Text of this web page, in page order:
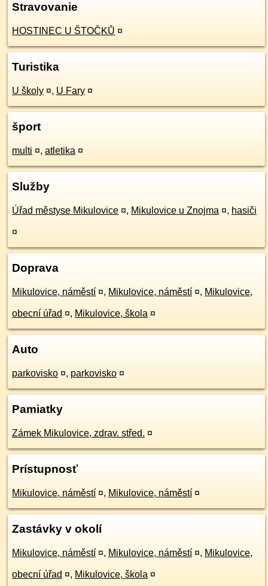
Stravovanie
HOSTINEC U ŠTOČKŮ ¤
Turistika
U školy ¤, U Fary ¤
šport
multi ¤, atletika ¤
Služby
Úřad městyse Mikulovice ¤, Mikulovice u Znojma ¤, hasiči
¤
Doprava
Mikulovice, náměstí ¤, Mikulovice, náměstí ¤, Mikulovice,
obecní úřad ¤, Mikulovice, škola ¤
Auto
parkovisko ¤, parkovisko ¤
Pamiatky
Zámek Mikulovice, zdrav. střed. ¤
Prístupnosť
Mikulovice, náměstí ¤, Mikulovice, náměstí ¤
Zastávky v okolí
Mikulovice, náměstí ¤, Mikulovice, náměstí ¤, Mikulovice,
obecní úřad ¤, Mikulovice, škola ¤